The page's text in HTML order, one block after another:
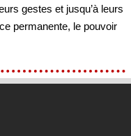
gestes et jusqu’à leurs
permanente, le pouvoir